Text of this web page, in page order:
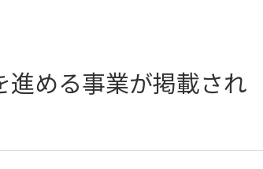
進める事業が掲載され